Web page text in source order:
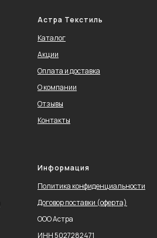
Астра Текстиль
Каталог
Акции
Оплата и доставка
О компании
Отзывы
Контакты
Информация
Политика конфиденциальности
Договор поставки (оферта)
ООО Астра
ИНН 5027282471